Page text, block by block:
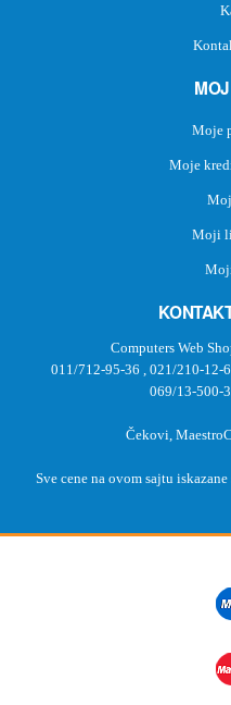
Moje
Moje
Moji
Computers Web
011/712-95-36
021/210-12-
069/13-500-
Čekovi,
Sve cene na ovom sajtu